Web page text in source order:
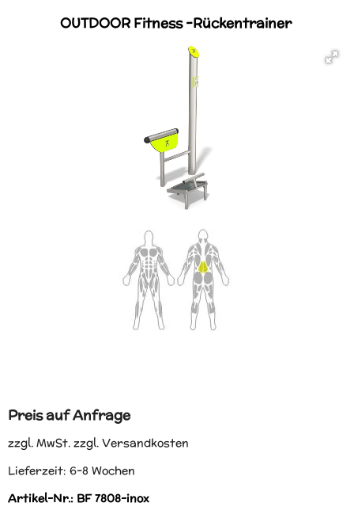
OUTDOOR Fitness -Rückentrainer
Preis auf Anfrage
zzgl. MwSt. zzgl. Versandkosten
Lieferzeit: 6-8 Wochen
Artikel-Nr.: BF 7808-inox